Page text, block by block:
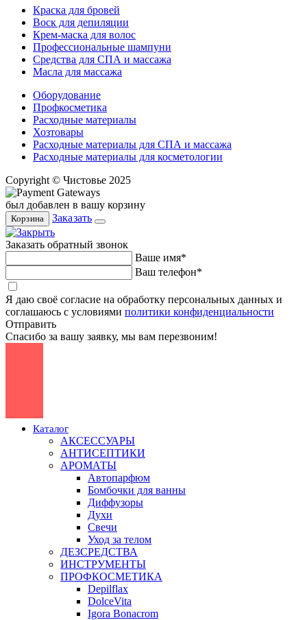
Краска для бровей
Воск для депиляции
Крем-маска для волос
Профессиональные шампуни
Средства для СПА и массажа
Масла для массажа
Оборудование
Профкосметика
Расходные материалы
Хозтовары
Расходные материалы для СПА и массажа
Расходные материалы для косметологии
Copyright © Чистовье 2025
был добавлен в вашу корзину
Корзина Заказать
Заказать обратный звонок
Ваше имя*
Ваш телефон*
Я даю своё согласие на обработку персональных данных и
соглашаюсь с условиями политики конфиденциальности
Отправить
Спасибо за вашу заявку, мы вам перезвоним!
Каталог
АКСЕССУАРЫ
АНТИСЕПТИКИ
АРОМАТЫ
Автопарфюм
Бомбочки для ванны
Диффузоры
Духи
Свечи
Уход за телом
ДЕЗСРЕДСТВА
ИНСТРУМЕНТЫ
ПРОФКОСМЕТИКА
Depilflax
DolceVita
Igora Bonacrom